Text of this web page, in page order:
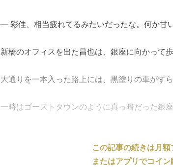
― 彩佳、相当疲れてるみたいだったな。何か甘
新橋のオフィスを出た昌也は、銀座に向かって歩
大通りを一本入った路上には、黒塗りの車がず
一時はゴーストタウンのように真っ暗だった銀
この記事の続きは月額
またはアプリでコイ